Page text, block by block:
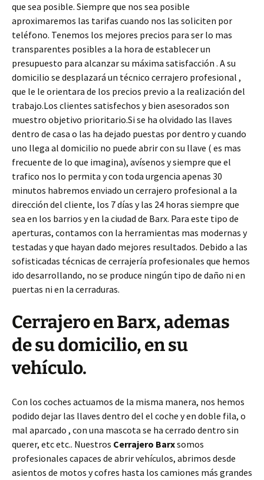
que sea posible. Siempre que nos sea posible
aproximaremos las tarifas cuando nos las soliciten por
teléfono. Tenemos los mejores precios para ser lo mas
transparentes posibles a la hora de establecer un
presupuesto para alcanzar su máxima satisfacción . A su
domicilio se desplazará un técnico cerrajero profesional ,
que le le orientara de los precios previo a la realización del
trabajo.Los clientes satisfechos y bien asesorados son
muestro objetivo prioritario.Si se ha olvidado las llaves
dentro de casa o las ha dejado puestas por dentro y cuando
uno llega al domicilio no puede abrir con su llave ( es mas
frecuente de lo que imagina), avísenos y siempre que el
trafico nos lo permita y con toda urgencia apenas 30
minutos habremos enviado un cerrajero profesional a la
dirección del cliente, los 7 días y las 24 horas siempre que
sea en los barrios y en la ciudad de Barx. Para este tipo de
aperturas, contamos con la herramientas mas modernas y
testadas y que hayan dado mejores resultados. Debido a las
sofisticadas técnicas de cerrajería profesionales que hemos
ido desarrollando, no se produce ningún tipo de daño ni en
puertas ni en la cerraduras.
Cerrajero en Barx, ademas
de su domicilio, en su
vehículo.
Con los coches actuamos de la misma manera, nos hemos
podido dejar las llaves dentro del el coche y en doble fila, o
mal aparcado , con una mascota se ha cerrado dentro sin
querer, etc etc.. Nuestros Cerrajero Barxsomos
profesionales capaces de abrir vehículos, abrimos desde
asientos de motos y cofres hasta los camiones más grandes